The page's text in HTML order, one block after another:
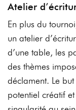
Atelier
En plus du
un atelier
d’une table, les
des thèmes
déclament. Le
potentiel créatif